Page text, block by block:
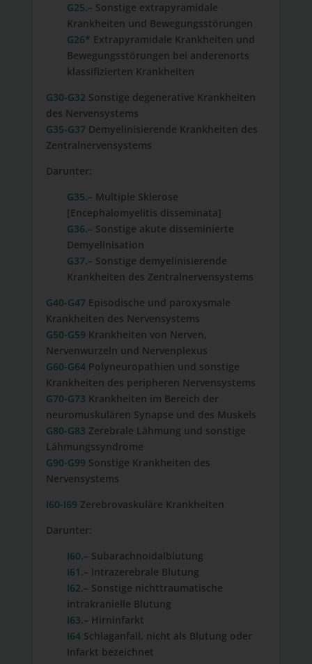
G25.– Sonstige extrapyramidale
Krankheiten und Bewegungsstörungen
G26* Extrapyramidale Krankheiten und
Bewegungsstörungen bei anderenorts
klassifizierten Krankheiten
G30-G32 Sonstige degenerative Krankheiten
des Nervensystems
G35-G37 Demyelinisierende Krankheiten des
Zentralnervensystems
Darunter:
G35.– Multiple Sklerose
[Encephalomyelitis disseminata]
G36.– Sonstige akute disseminierte
Demyelinisation
G37.– Sonstige demyelinisierende
Krankheiten des Zentralnervensystems
G40-G47 Episodische und paroxysmale
Krankheiten des Nervensystems
G50-G59 Krankheiten von Nerven,
Nervenwurzeln und Nervenplexus
G60-G64 Polyneuropathien und sonstige
Krankheiten des peripheren Nervensystems
G70-G73 Krankheiten im Bereich der
neuromuskulären Synapse und des Muskels
G80-G83 Zerebrale Lähmung und sonstige
Lähmungssyndrome
G90-G99 Sonstige Krankheiten des
Nervensystems
I60-I69 Zerebrovaskuläre Krankheiten
Darunter:
I60.– Subarachnoidalblutung
I61.– Intrazerebrale Blutung
I62.– Sonstige nichttraumatische
intrakranielle Blutung
I63.– Hirninfarkt
I64Schlaganfall, nicht als Blutung oder
Infarkt bezeichnet